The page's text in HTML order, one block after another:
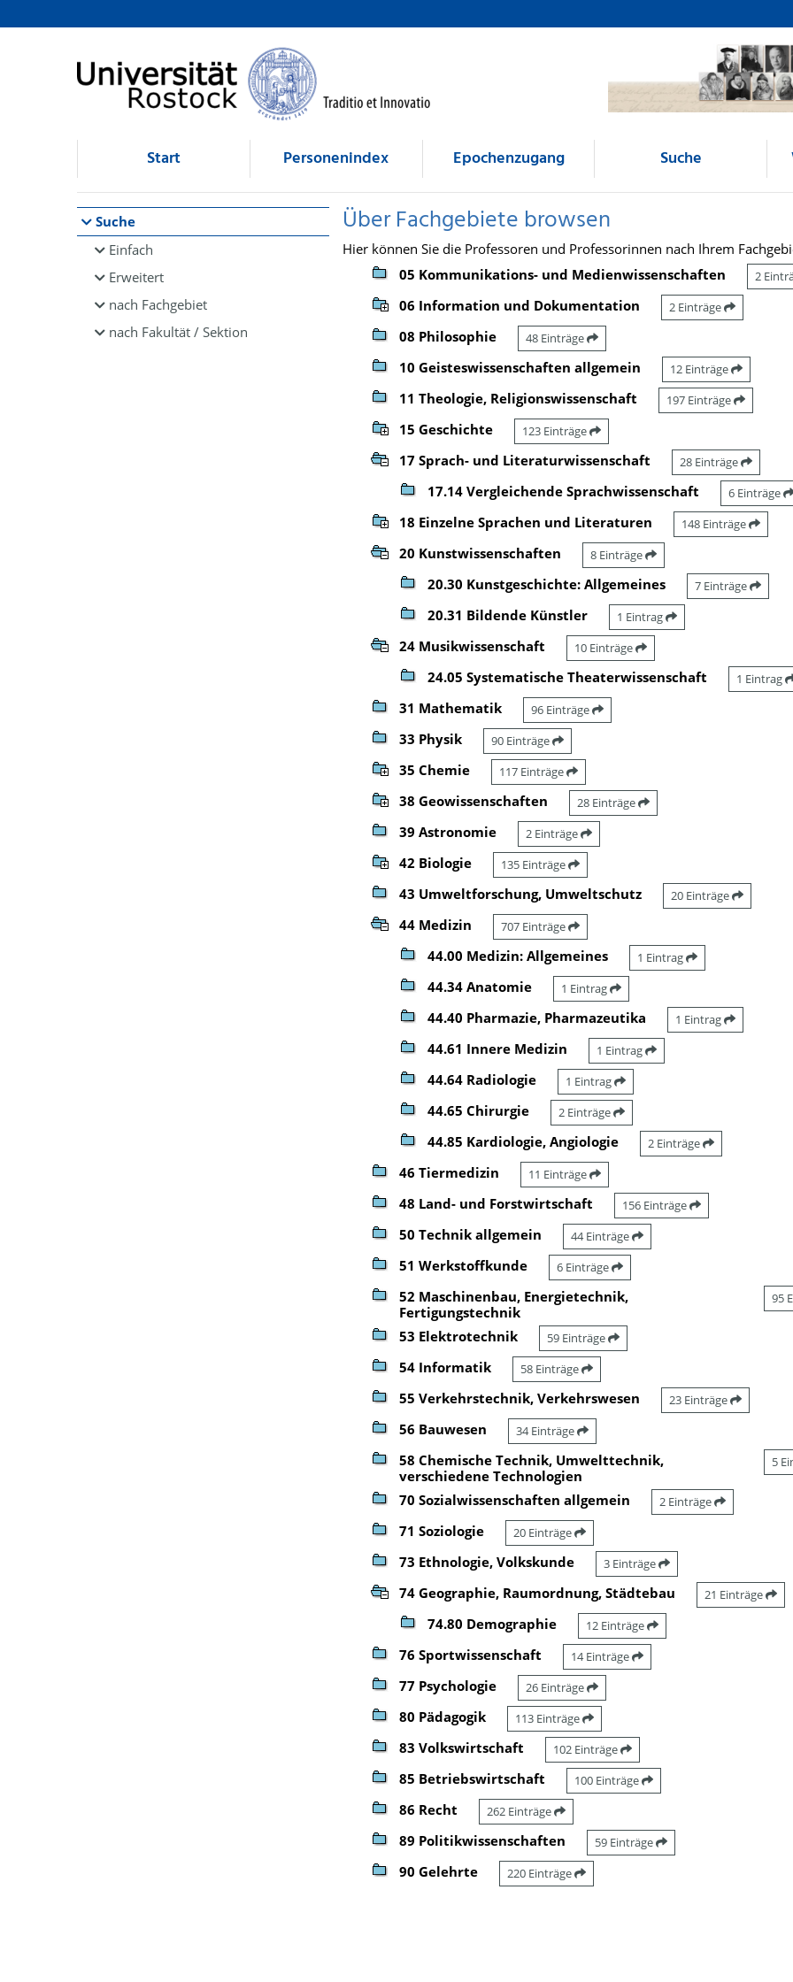
Browsen
direkt zum Inhalt
Start Personenindex Epochenzugang Suche
Suche
Einfach
Erweitert
nach Fachgebiet
nach Fakultät / Sektion
Über Fachgebiete browsen
Hier können Sie die Professoren und Professorinnen nach Ihrem
05 Kommunikations- und Medienwissenschaften
2
06 Information und Dokumentation 2 Einträge
08 Philosophie 48 Einträge
10 Geisteswissenschaften allgemein 12 Einträge
11 Theologie, Religionswissenschaft 197 Einträge
15 Geschichte 123 Einträge
17 Sprach- und Literaturwissenschaft 28 Einträge
17.14 Vergleichende Sprachwissenschaft 6 Einträge
18 Einzelne Sprachen und Literaturen 148 Einträge
20 Kunstwissenschaften 8 Einträge
20.30 Kunstgeschichte: Allgemeines 7 Einträge
20.31 Bildende Künstler 1 Eintrag
24 Musikwissenschaft 10 Einträge
24.05 Systematische Theaterwissenschaft 1 Eintrag
31 Mathematik 96 Einträge
33 Physik 90 Einträge
35 Chemie 117 Einträge
38 Geowissenschaften 28 Einträge
39 Astronomie 2 Einträge
42 Biologie 135 Einträge
43 Umweltforschung, Umweltschutz 20 Einträge
44 Medizin 707 Einträge
44.00 Medizin: Allgemeines 1 Eintrag
44.34 Anatomie 1 Eintrag
44.40 Pharmazie, Pharmazeutika 1 Eintrag
44.61 Innere Medizin 1 Eintrag
44.64 Radiologie 1 Eintrag
44.65 Chirurgie 2 Einträge
44.85 Kardiologie, Angiologie 2 Einträge
46 Tiermedizin 11 Einträge
48 Land- und Forstwirtschaft 156 Einträge
50 Technik allgemein 44 Einträge
51 Werkstoffkunde 6 Einträge
52 Maschinenbau, Energietechnik,
Fertigungstechnik
95
53 Elektrotechnik 59 Einträge
54 Informatik 58 Einträge
55 Verkehrstechnik, Verkehrswesen 23 Einträge
56 Bauwesen 34 Einträge
58 Chemische Technik, Umwelttechnik,
verschiedene Technologien
5
70 Sozialwissenschaften allgemein 2 Einträge
71 Soziologie 20 Einträge
73 Ethnologie, Volkskunde 3 Einträge
74 Geographie, Raumordnung, Städtebau 21 Einträge
74.80 Demographie 12 Einträge
76 Sportwissenschaft 14 Einträge
77 Psychologie 26 Einträge
80 Pädagogik 113 Einträge
83 Volkswirtschaft 102 Einträge
85 Betriebswirtschaft 100 Einträge
86 Recht 262 Einträge
89 Politikwissenschaften 59 Einträge
90 Gelehrte 220 Einträge